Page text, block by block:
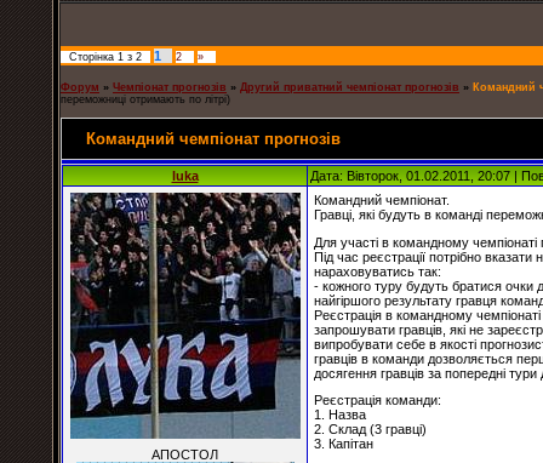
Сторінка 1 з 2 1 2 »
Форум » Чемпіонат прогнозів » Другий приватний чемпіонат прогнозів » Командний
переможниці отримають по літрі)
Командний чемпіонат прогнозів
luka Дата: Вівторок, 01.02.2011, 20:07 |
АПОСТОЛ
Командний чемпіонат.
Гравці, які будуть в команді
Для участі в командному
Під час реєстрації потрібно
нараховуватись так:
- кожного туру будуть братися очки
найгіршого результату гравця
Реєстрація в командному
запрошувати гравців, які не
випробувати себе в якості
гравців в команди дозволяється
досягення гравців за попередні
Реєстрація команди:
1. Назва
2. Склад (3 гравці)
3. Капітан